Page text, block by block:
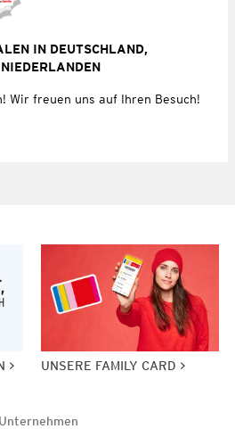
IN DEUTSCHLAND,
Wir freuen uns auf Ihren Besuch!
UNSERE FAMILY CARD
Unternehmen